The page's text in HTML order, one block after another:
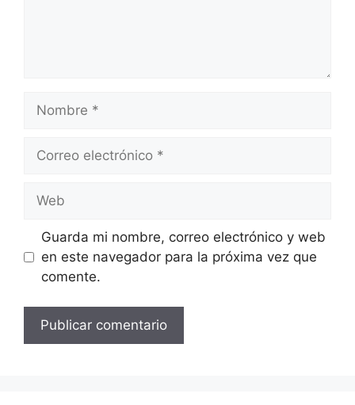
electrónico
Guarda mi nombre, correo electrónico y web
en este navegador para la próxima vez que
comente.